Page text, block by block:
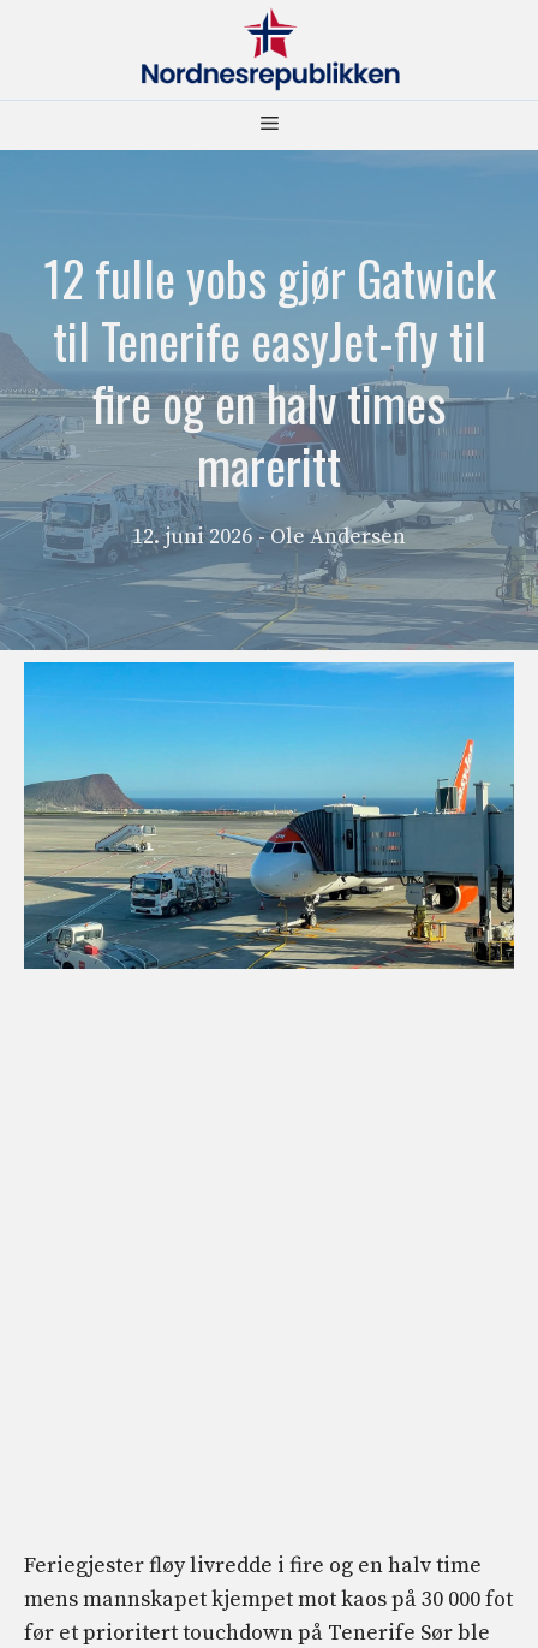
Meny
12 fulle yobs gjør Gatwick
til Tenerife easyJet-fly til
fire og en halv times
mareritt
12. juni 2026 - Ole Andersen
Feriegjester fløy livredde i fire og en halv time
mens mannskapet kjempet mot kaos på 30 000 fot
før et prioritert touchdown på Tenerife Sør ble